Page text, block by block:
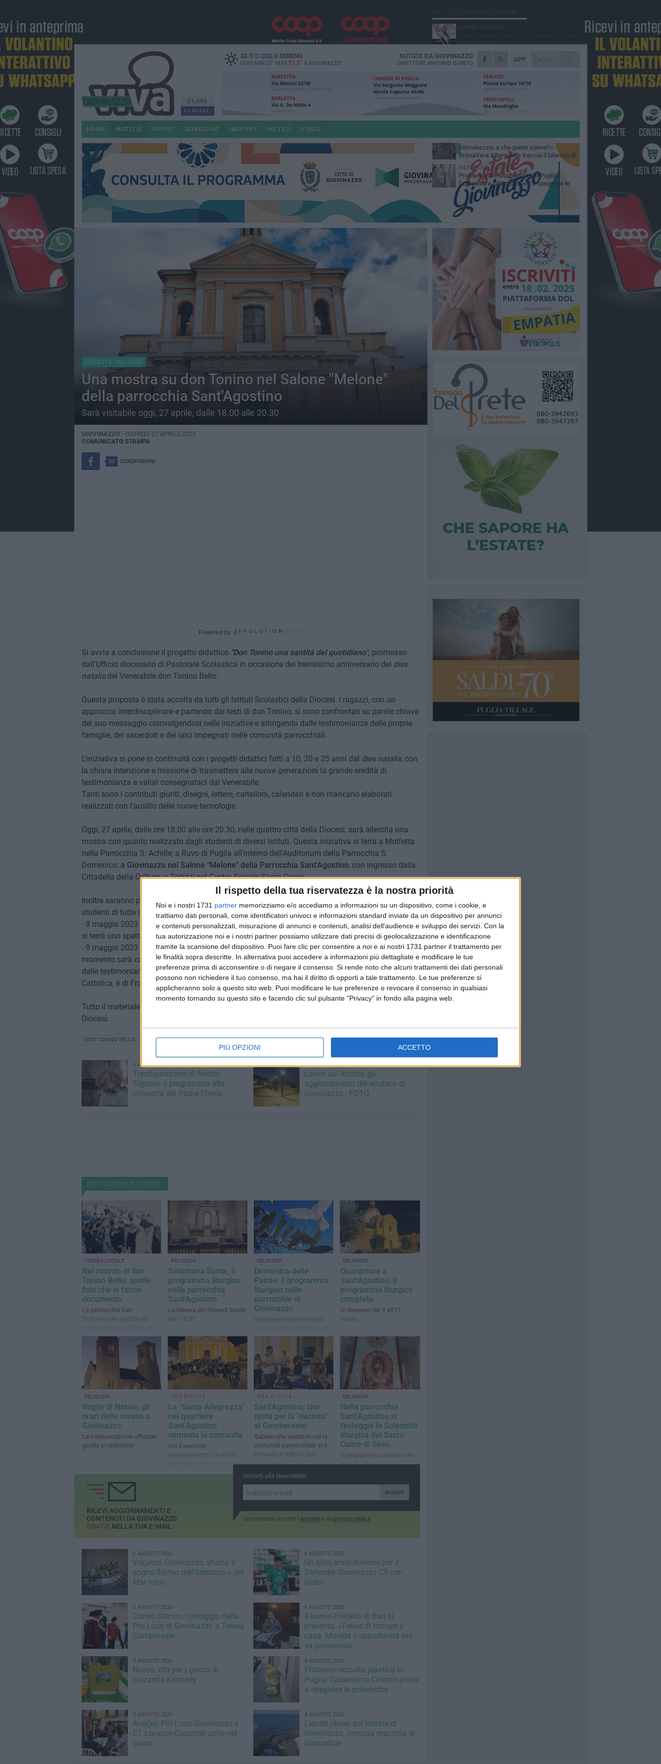
Il rispetto della tua riservatezza è la nostra priorità
Noi e i nostri 1731 partner memorizziamo e/o accediamo a informazioni su un dispositivo, come i cookie, e
trattiamo dati personali, come identificatori univoci e informazioni standard inviate da un dispositivo per annunci
e contenuti personalizzati, misurazione di annunci e contenuti, analisi dell'audience e sviluppo dei servizi. Con la
tua autorizzazione noi e i nostri partner possiamo utilizzare dati precisi di geolocalizzazione e identificazione
tramite la scansione del dispositivo. Puoi fare clic per consentire a noi e ai nostri 1731 partner il trattamento per
le finalità sopra descritte. In alternativa puoi accedere a informazioni più dettagliate e modificare le tue
preferenze prima di acconsentire o di negare il consenso. Si rende noto che alcuni trattamenti dei dati personali
possono non richiedere il tuo consenso, ma hai il diritto di opporti a tale trattamento. Le tue preferenze si
applicheranno solo a questo sito web. Puoi modificare le tue preferenze o revocare il consenso in qualsiasi
momento tornando su questo sito e facendo clic sul pulsante "Privacy" in fondo alla pagina web.
PIÙ OPZIONI ACCETTO
21.595
FANPAGE
33.5°CCIELO SERENO
OGGI MIN 23° MAX 31.5° A GIOVINAZZO
APP
NOTIZIE DA GIOVINAZZO
DIRETTORE ANTONIO QUINTO
HOME NOTIZIE SPORT RUBRICHE IREPORT METEO VIDEO
EVENTI E CULTURA
Una mostra su don Tonino nel Salone "Melone"
della parrocchia Sant'Agostino
Sarà visitabile oggi, 27 aprile, dalle 18.00 alle 20.30
GIOVINAZZO - GIOVEDÌ 27 APRILE 2023
COMUNICATO STAMPA
53 CONDIVISIONI
Powered by
Si avvia a conclusione il progetto didattico "Don Tonino una santità del quotidiano", promosso
dall'Ufficio diocesano di Pastorale Scolastica in occasione del trentesimo anniversario del dies
natalisdel Venerabile don Tonino Bello.
Questa proposta è stata accolta da tutti gli Istituti Scolastici della Diocesi. I ragazzi, con un
approccio interdisciplinare e partendo dai testi di don Tonino, si sono confrontati su parole chiave
del suo messaggio coinvolgendosi nelle iniziative e attingendo dalle testimonianze delle proprie
famiglie, dei sacerdoti e dei laici impegnati nelle comunità parrocchiali.
L'iniziativa si pone in continuità con i progetti didattici fatti a 10, 20 e 25 anni dal dies natalis, con
la chiara intenzione e missione di trasmettere alle nuove generazioni la grande eredità di
testimonianza e valori consegnataci dal Venerabile.
Tanti sono i contributi giunti: disegni, lettere, cartelloni, calendari e non mancano elaborati
realizzati con l'ausilio delle nuove tecnologie.
Oggi, 27 aprile, dalle ore 18.00 alle ore 20.30, nelle quattro città della Diocesi, sarà allestita una
mostra con quanto realizzato dagli studenti di diversi Istituti. Questa iniziativa si terrà a Molfetta
nella Parrocchia S. Achille; a Ruvo di Puglia all'interno dell'Auditorium della Parrocchia S.
Domenico; a Giovinazzo nel Salone "Melone" della Parrocchia Sant'Agostino, con ingresso dalla
Cittadella della Cultura; a Terlizzi nel Centro Sociale Sacro Cuore.
Inoltre saranno proposti anche due eventi conclusivi a cui parteciperà una rappresentanza degli
studenti di tutte le scuole, entrambi presso l'auditorium Regina Pacis di Molfetta:
- 8 maggio 2023 per la Scuola Primaria e per la Scuola dell'Infanzia, dalle ore 18.00 alle ore 19.00
si terrà uno spettacolo curato dalla compagnia teatrale molfettese Arterieteatro.
- 9 maggio 2023 per la Scuola Secondaria di I e di II grado, dalle ore 18.00 alle ore 19.30. Il
momento sarà caratterizzato dall'intervento del nostro Vescovo Mons. Domenico Cornacchia e
dalle testimonianze di don Mario Diana, Assistente Nazionale Movimento Studenti di Azione
Cattolica, e di Francesca Bello, nipote di don Tonino.
Tutto il materiale sarà successivamente documentato e archiviato sugli spazi digitali della
Diocesi.
DON TONINO BELLO PARROCCHIA SANT'AGOSTINO
6 AGOSTO 2026
Trasfigurazione di Nostro
Signore: il programma alla
chiesetta del Padre Eterno
6 AGOSTO 2026
Lavori sul litorale, gli
aggiornamenti del sindaco di
Giovinazzo - FOTO
Altri contenuti a tema
CHIESA LOCALE
Nel ricordo di don
Tonino Bello: quelle
foto che si fanno
documento
La parrocchia San
Domenico ha pubblicato
"buon pastore" per celebrare
il suo dies natalis
RELIGIONI
Settimana Santa, il
programma liturgico
nella parrocchia
Sant'Agostino
La Messa del Giovedì Santo
alle 18.30
RELIGIONI
Domenica delle
Palme: il programma
liturgico nelle
parrocchie di
Giovinazzo
Il promemoria per i fedeli
RELIGIONI
Quarantore a
Sant'Agostino: il
programma liturgico
completo
Si terranno dal 9 all'11
marzo
RELIGIONI
Veglie di Natale, gli
orari delle messe a
Giovinazzo
La comunicazione ufficiale
giunta in redazione
VITA DI CITTÀ
La "Santa Allegrezza"
nel quartiere
Sant'Agostino
cementa la comunità
Ieri il secondo
appuntamento con il tour
per le parrocchie e le strade
cittadine. Stasera si replica
VITA DI CITTÀ
Sant'Agostino, che
festa per la "decima"
al Gamberemo
Sabato una serata in cui la
comunità parrocchiale si è
ritrovata in tutte le sue
componenti
RELIGIONI
Nella parrocchia
Sant'Agostino si
festeggia la Solennità
liturgica del Sacro
Cuore di Gesù
Il programma completo del
26 e 27 giugno
Iscriviti alla Newsletter
Iscriviti
Iscrivendoti accetti i termini e la privacy policy
RICEVI AGGIORNAMENTI E
CONTENUTI DA GIOVINAZZO
GRATISNELLA TUA E-MAIL
6 AGOSTO 2026
Vogatori Giovinazzo, sfuma il
sogno Trofeo dell'Adriatico e del
Mar Ionio
6 AGOSTO 2026
Un altro anno insieme per il
Defender Giovinazzo C5 con
Greco
5 AGOSTO 2026
Corteo Storico, l'omaggio della
Pro Loco di Giovinazzo a Teresa
Camporeale
5 AGOSTO 2026
Il nuovo Prefetto di Bari si
presenta: «Felice di tornare a
casa. Movida è opportunità ma
va governata»
5 AGOSTO 2026
Nuova vita per i giochi di
piazzetta Kennedy
5 AGOSTO 2026
Problemi raccolta plastica in
Puglia: l'assessora Ciliento prova
a spegnere le polemiche
5 AGOSTO 2026
Auè(je), Pro Loco Giovinazzo e
CT Lorusso-Cipparoli unite nel
gioco
4 AGOSTO 2026
Liquidi oleosi sul litorale di
Giovinazzo, rimossa macchia di
idrocarburi
giovinazzese
MARTEDÌ 4 AGOSTO
Liquidi oleosi sul litorale di Giovinazzo,
VENERDÌ 31 LUGLIO
mito di Mina, la comicità di Uccio De Santis
e il ritmo del Salento
"Officina Handmade", a Giovinazzo apre la
LUNEDÌ 3 AGOSTO
«Giovinazzo, a che punto siamo?»:
PrimaVera Alternativa traccia il bilancio di
4 anni di Sollecito
MERCOLEDÌ 5 AGOSTO
Problemi raccolta plastica in Puglia:
l'assessora Ciliento prova a spegnere le
polemiche